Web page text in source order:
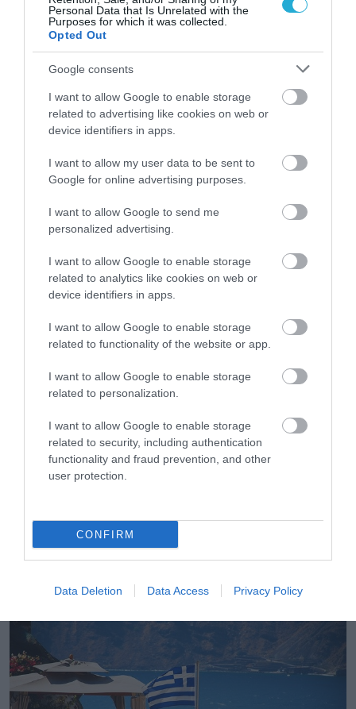
Personal Data that Is Unrelated with the
Purposes for which it was collected.
Opted Out
Google consents
I want to allow Google to enable storage
related to advertising like cookies on web or
device identifiers in apps.
I want to allow my user data to be sent to
Google for online advertising purposes.
I want to allow Google to send me
personalized advertising.
I want to allow Google to enable storage
related to analytics like cookies on web or
device identifiers in apps.
I want to allow Google to enable storage
related to functionality of the website or app.
I want to allow Google to enable storage
related to personalization.
I want to allow Google to enable storage
related to security, including authentication
functionality and fraud prevention, and other
user protection.
CONFIRM
Data Deletion Data Access Privacy Policy
08.08.2026
ΕΛΓΕΚΑ: Προληπτική ανάκληση μαρμελάδας
– Κίνδυνος θραύσης στη γυάλινη
συσκευασία
08.08.2026
Νέο άλμα στις διεθνείς τιμές των τροφίμων
– Σε υψηλό τριετίας